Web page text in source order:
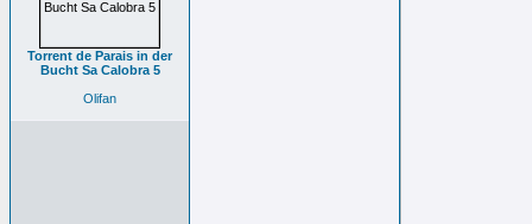
Torrent de Parais in der
Bucht Sa Calobra 5
Olifan